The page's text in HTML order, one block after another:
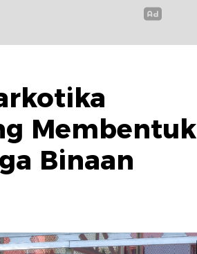
Membentuk
Binaan